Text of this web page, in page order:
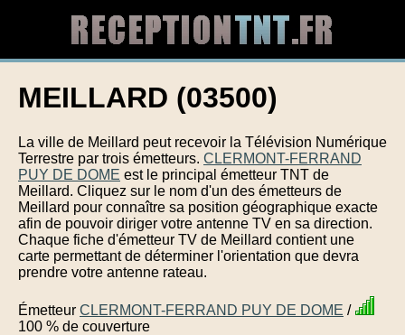
MEILLARD (03500)
La ville de Meillard peut recevoir la Télévision Numérique
Terrestre par trois émetteurs. CLERMONT-FERRAND
PUY DE DOME est le principal émetteur TNT de
Meillard. Cliquez sur le nom d'un des émetteurs de
Meillard pour connaître sa position géographique exacte
afin de pouvoir diriger votre antenne TV en sa direction.
Chaque fiche d'émetteur TV de Meillard contient une
carte permettant de déterminer l'orientation que devra
prendre votre antenne rateau.
Émetteur CLERMONT-FERRAND PUY DE DOME /
100 % de couverture